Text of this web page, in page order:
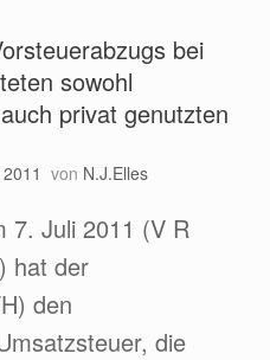
bei
sowohl
privat genutzten
von N.J.Elles
7. Juli 2011 (V R
hat der
den
die